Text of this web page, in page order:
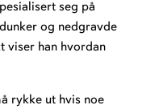
seg på
og nedgravde
viser han hvordan
rykke ut hvis noe